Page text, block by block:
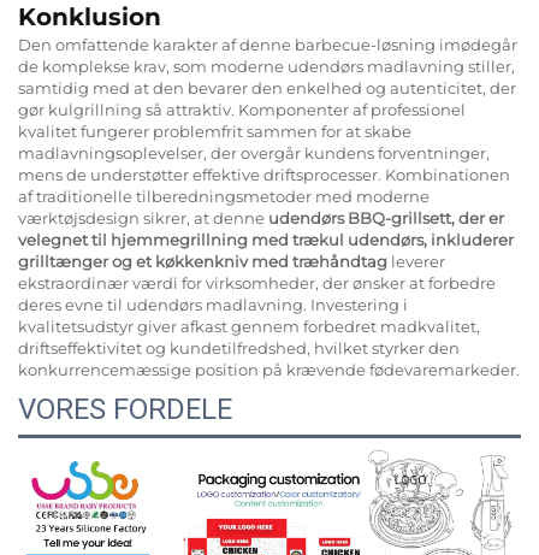
Konklusion
Den omfattende karakter af denne barbecue-løsning imødegår
de komplekse krav, som moderne udendørs madlavning stiller,
samtidig med at den bevarer den enkelhed og autenticitet, der
gør kulgrillning så attraktiv. Komponenter af professionel
kvalitet fungerer problemfrit sammen for at skabe
madlavningsoplevelser, der overgår kundens forventninger,
mens de understøtter effektive driftsprocesser. Kombinationen
af traditionelle tilberedningsmetoder med moderne
værktøjsdesign sikrer, at denne udendørs BBQ-grillsett, der er
velegnet til hjemmegrillning med trækul udendørs, inkluderer
grilltænger og et køkkenkniv med træhåndtag leverer
ekstraordinær værdi for virksomheder, der ønsker at forbedre
deres evne til udendørs madlavning. Investering i
kvalitetsudstyr giver afkast gennem forbedret madkvalitet,
driftseffektivitet og kundetilfredshed, hvilket styrker den
konkurrencemæssige position på krævende fødevaremarkeder.
VORES FORDELE